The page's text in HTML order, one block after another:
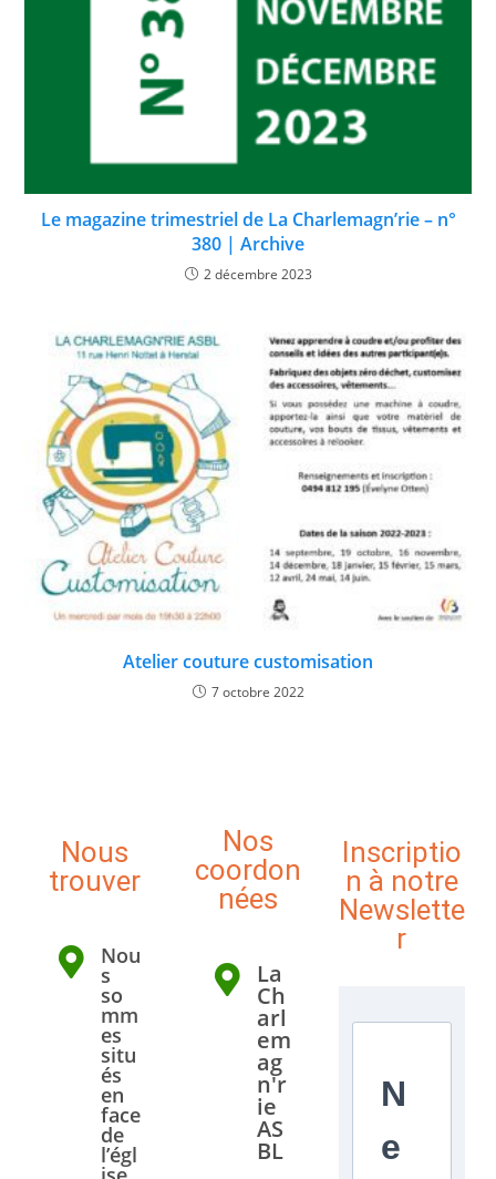
Le magazine trimestriel de La Charlemagn’rie – n°
380 | Archive
2 décembre 2023
Atelier couture customisation
7 octobre 2022
Nous
trouver
Nou
s
so
mm
es
situ
és
en
face
de
l’égl
Nos
coordon
nées
La
Ch
arl
em
ag
n'r
ie
AS
BL
Inscriptio
n à notre
Newslette
r
N
e